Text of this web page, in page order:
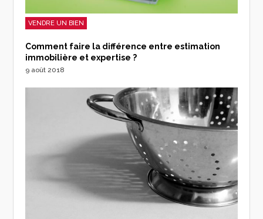
VENDRE UN BIEN
Comment faire la différence entre estimation
immobilière et expertise ?
9 août 2018